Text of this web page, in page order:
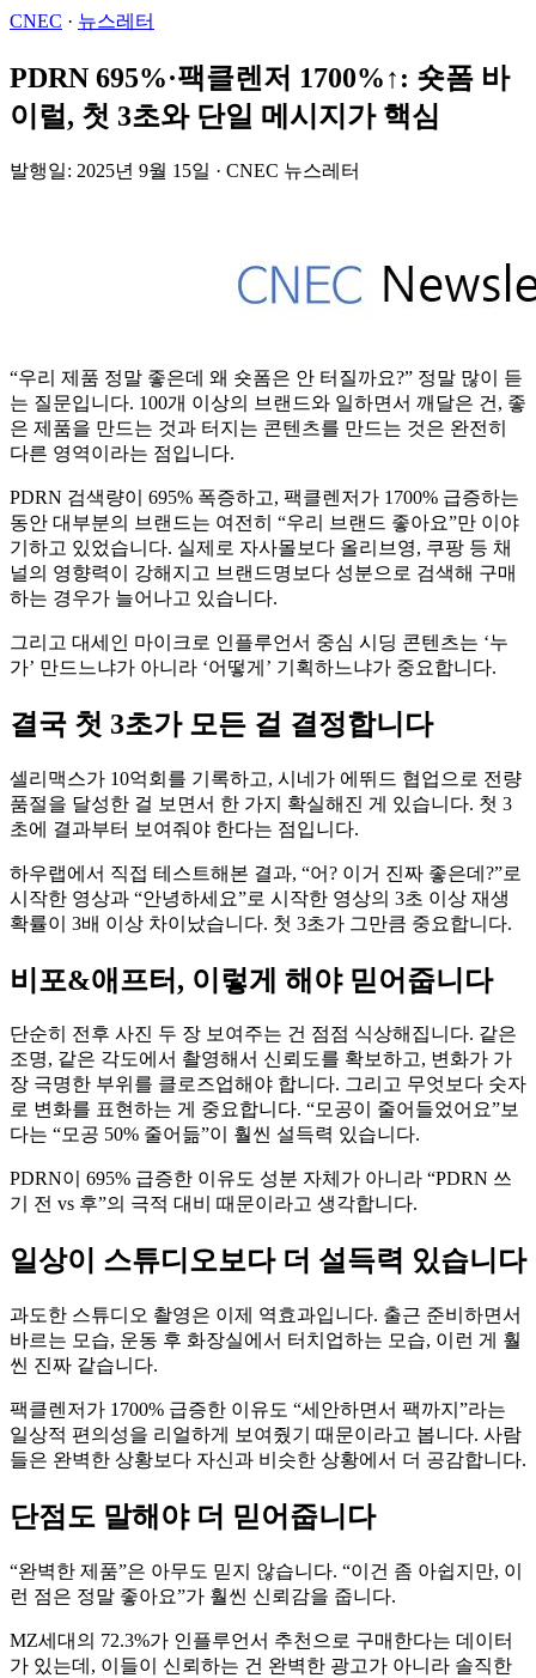
CNEC · 뉴스레터
PDRN 695%·팩클렌저 1700%↑: 숏폼 바
이럴, 첫 3초와 단일 메시지가 핵심
발행일: 2025년 9월 15일 · CNEC 뉴스레터
“우리 제품 정말 좋은데 왜 숏폼은 안 터질까요?” 정말 많이 듣
는 질문입니다. 100개 이상의 브랜드와 일하면서 깨달은 건, 좋
은 제품을 만드는 것과 터지는 콘텐츠를 만드는 것은 완전히
다른 영역이라는 점입니다.
PDRN 검색량이 695% 폭증하고, 팩클렌저가 1700% 급증하는
동안 대부분의 브랜드는 여전히 “우리 브랜드 좋아요”만 이야
기하고 있었습니다. 실제로 자사몰보다 올리브영, 쿠팡 등 채
널의 영향력이 강해지고 브랜드명보다 성분으로 검색해 구매
하는 경우가 늘어나고 있습니다.
그리고 대세인 마이크로 인플루언서 중심 시딩 콘텐츠는 ‘누
가’ 만드느냐가 아니라 ‘어떻게’ 기획하느냐가 중요합니다.
결국 첫 3초가 모든 걸 결정합니다
셀리맥스가 10억회를 기록하고, 시네가 에뛰드 협업으로 전량
품절을 달성한 걸 보면서 한 가지 확실해진 게 있습니다. 첫 3
초에 결과부터 보여줘야 한다는 점입니다.
하우랩에서 직접 테스트해본 결과, “어? 이거 진짜 좋은데?”로
시작한 영상과 “안녕하세요”로 시작한 영상의 3초 이상 재생
확률이 3배 이상 차이났습니다. 첫 3초가 그만큼 중요합니다.
비포&애프터, 이렇게 해야 믿어줍니다
단순히 전후 사진 두 장 보여주는 건 점점 식상해집니다. 같은
조명, 같은 각도에서 촬영해서 신뢰도를 확보하고, 변화가 가
장 극명한 부위를 클로즈업해야 합니다. 그리고 무엇보다 숫자
로 변화를 표현하는 게 중요합니다. “모공이 줄어들었어요”보
다는 “모공 50% 줄어듦”이 훨씬 설득력 있습니다.
PDRN이 695% 급증한 이유도 성분 자체가 아니라 “PDRN 쓰
기 전 vs 후”의 극적 대비 때문이라고 생각합니다.
일상이 스튜디오보다 더 설득력 있습니다
과도한 스튜디오 촬영은 이제 역효과입니다. 출근 준비하면서
바르는 모습, 운동 후 화장실에서 터치업하는 모습, 이런 게 훨
씬 진짜 같습니다.
팩클렌저가 1700% 급증한 이유도 “세안하면서 팩까지”라는
일상적 편의성을 리얼하게 보여줬기 때문이라고 봅니다. 사람
들은 완벽한 상황보다 자신과 비슷한 상황에서 더 공감합니다.
단점도 말해야 더 믿어줍니다
“완벽한 제품”은 아무도 믿지 않습니다. “이건 좀 아쉽지만, 이
런 점은 정말 좋아요”가 훨씬 신뢰감을 줍니다.
MZ세대의 72.3%가 인플루언서 추천으로 구매한다는 데이터
가 있는데, 이들이 신뢰하는 건 완벽한 광고가 아니라 솔직한